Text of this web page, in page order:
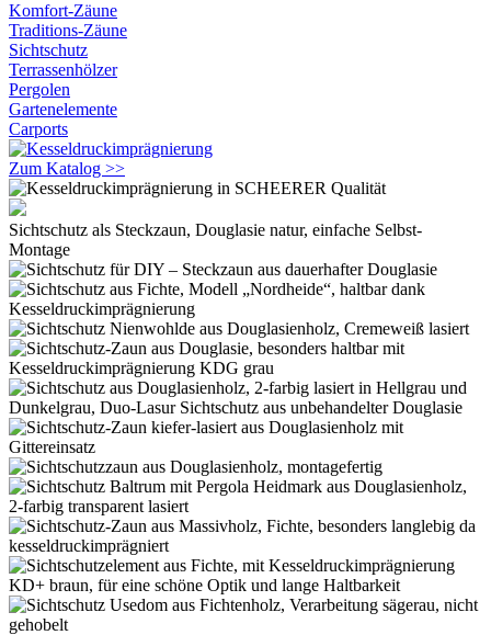
Komfort-Zäune
Traditions-Zäune
Sichtschutz
Terrassenhölzer
Pergolen
Gartenelemente
Carports
Zum Katalog >>
Sichtschutz als Steckzaun, Douglasie natur, einfache Selbst-
Montage